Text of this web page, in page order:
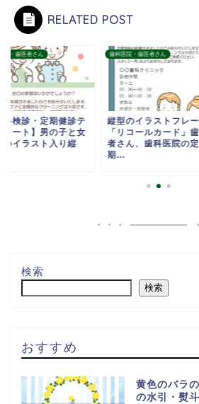
RELATED POST
院・歯医者さん
科検診・定期健診テ
レート】男の子と女
のイラスト入り縦
歯科医院・歯医者さん
縦型のイラストフレ
「リコールカード」
者さん、歯科医院の定
期...
検索
検索
おすすめ
黄色のバラ
の水引・熨